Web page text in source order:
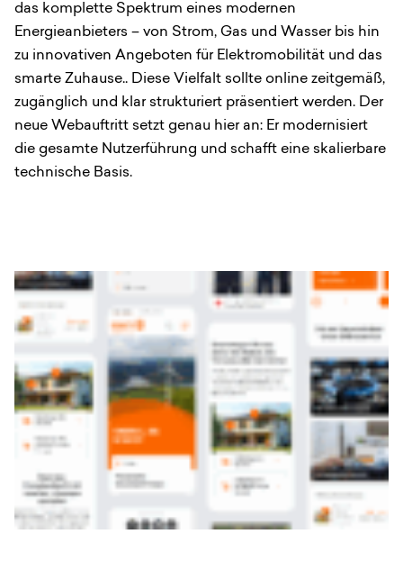
das komplette Spektrum eines modernen
Energieanbieters – von Strom, Gas und Wasser bis hin
zu innovativen Angeboten für Elektromobilität und das
smarte Zuhause.. Diese Vielfalt sollte online zeitgemäß,
zugänglich und klar strukturiert präsentiert werden. Der
neue Webauftritt setzt genau hier an: Er modernisiert
die gesamte Nutzerführung und schafft eine skalierbare
technische Basis.